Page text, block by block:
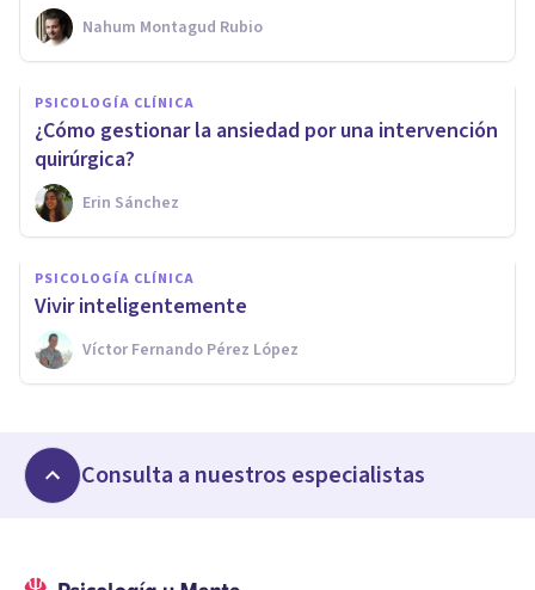
Nahum Montagud Rubio
PSICOLOGÍA CLÍNICA
¿Cómo gestionar la ansiedad por una intervención
quirúrgica?
Erin Sánchez
PSICOLOGÍA CLÍNICA
Vivir inteligentemente
Víctor Fernando Pérez López
Consulta a nuestros especialistas